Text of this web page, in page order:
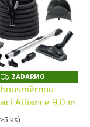
Z
A
D
A
M
ZADARMO
Alliance 9,0 m
ks)